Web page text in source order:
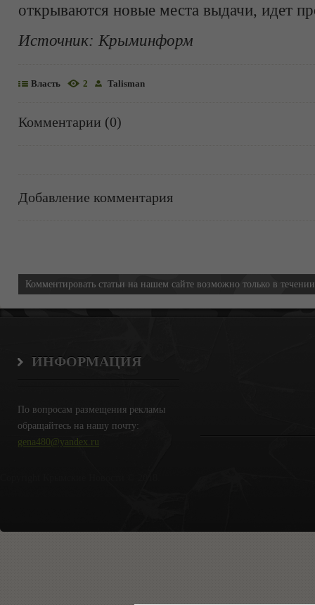
открываются новые места выдачи, идет
Источник: Крыминформ
Власть 2 Talisman
Комментарии (0)
Добавление комментария
Комментировать статьи на нашем сайте возможно только в
ИНФОРМАЦИЯ
По вопросам размещения рекламы
обращайтесь на нашу почту:
gena480@yandex.ru